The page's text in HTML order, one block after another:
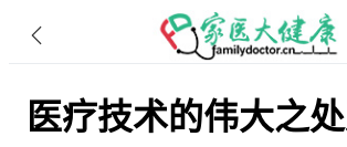
医疗技术的伟大之